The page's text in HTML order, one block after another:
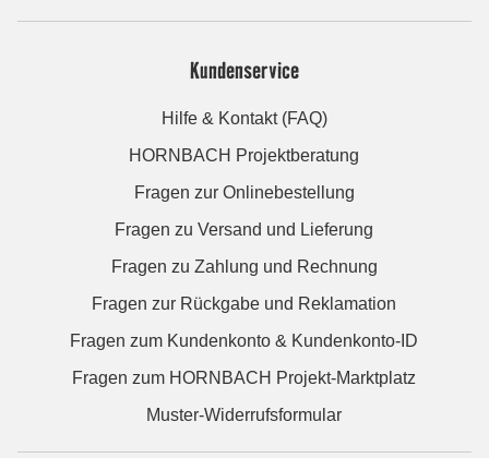
Kundenservice
Hilfe & Kontakt (FAQ)
HORNBACH Projektberatung
Fragen zur Onlinebestellung
Fragen zu Versand und Lieferung
Fragen zu Zahlung und Rechnung
Fragen zur Rückgabe und Reklamation
Fragen zum Kundenkonto & Kundenkonto-ID
Fragen zum HORNBACH Projekt-Marktplatz
Muster-Widerrufsformular